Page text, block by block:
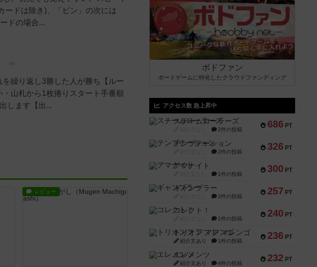
ードは除き)、「ピン」の次には
ドの場合...
繰り返し3勝した人が勝ち【ルー
山札から1枚捲りスタート手番順
します【出...
レビュー
ボドファン
ボードゲームに特化したクラウドファンディング
アクセス数 急上昇中
686 PT
スチームローラーズ
2件の投稿
326 PT
テンプテーション
2件の投稿
300 PT
アマナイト
1件の投稿
257 PT
ギャンブラー
2件の投稿
240 PT
コレクト！
1件の投稿
236 PT
トリオンフ ア マレンゴ
紹介文あり 1件の投稿
232 PT
エレメンツ
紹介文あり 4件の投稿